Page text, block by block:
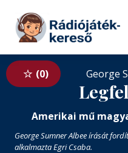
Tovább a tartalomhoz
0 George
Amerikai mű
George Sumner Albee írását
alkalmazta Egri Csaba.